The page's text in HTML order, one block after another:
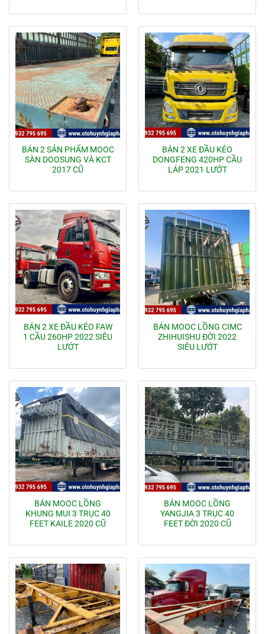
BÁN 2 SẢN PHẨM MOOC
SÀN DOOSUNG VÀ KCT
2017 CŨ
BÁN 2 XE ĐẦU KÉO
DONGFENG 420HP CẦU
LÁP 2021 LƯỚT
BÁN 2 XE ĐẦU KÉO FAW
1 CẦU 260HP 2022 SIÊU
LƯỚT
BÁN MOOC LỒNG CIMC
ZHIHUISHU ĐỜI 2022
SIÊU LƯỚT
BÁN MOOC LỒNG
KHUNG MUI 3 TRỤC 40
FEET KAILE 2020 CŨ
BÁN MOOC LỒNG
YANGJIA 3 TRỤC 40
FEET ĐỜI 2020 CŨ